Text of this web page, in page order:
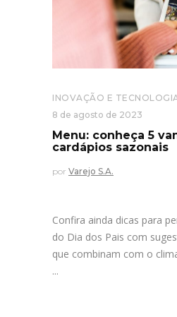
INOVAÇÃO E
8 de agosto de 2023
Menu: conheça 5
cardápios sazonais
por Varejo S.A.
Confira ainda dicas para
do Dia dos Pais com
que combinam com o